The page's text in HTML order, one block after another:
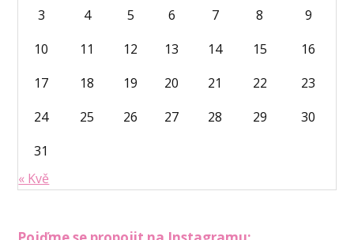
3
4 5 6 7 8
9
10
11 12 13 14 15
16
17
18 19 20 21 22
23
24
25 26 27 28 29
30
31
« Kvě